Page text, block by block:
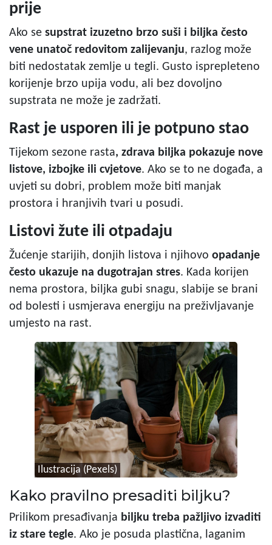
prije
Ako se supstrat izuzetno brzo suši i biljka često
vene unatoč redovitom zalijevanju, razlog može
biti nedostatak zemlje u tegli. Gusto isprepleteno
korijenje brzo upija vodu, ali bez dovoljno
supstrata ne može je zadržati.
Rast je usporen ili je potpuno stao
Tijekom sezone rasta, zdrava biljka pokazuje nove
listove, izbojke ili cvjetove. Ako se to ne događa, a
uvjeti su dobri, problem može biti manjak
prostora i hranjivih tvari u posudi.
Listovi žute ili otpadaju
Žućenje starijih, donjih listova i njihovo opadanje
često ukazuje na dugotrajan stres. Kada korijen
nema prostora, biljka gubi snagu, slabije se brani
od bolesti i usmjerava energiju na preživljavanje
umjesto na rast.
Ilustracija (Pexels)
Kako pravilno presaditi biljku?
Prilikom presađivanja biljku treba pažljivo izvaditi
iz stare tegle. Ako je posuda plastična, laganim